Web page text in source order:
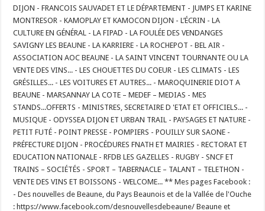
DIJON - FRANCOIS SAUVADET ET LE DÉPARTEMENT - JUMPS ET KARINE
MONTRESOR - KAMOPLAY ET KAMOCON DIJON - L’ÉCRIN - LA
CULTURE EN GÉNÉRAL - LA FIPAD - LA FOULÉE DES VENDANGES
SAVIGNY LES BEAUNE - LA KARRIERE - LA ROCHEPOT - BEL AIR -
ASSOCIATION AOC BEAUNE - LA SAINT VINCENT TOURNANTE OU LA
VENTE DES VINS... - LES CHOUETTES DU COEUR - LES CLIMATS - LES
GRÉSILLES... - LES VOITURES ET AUTRES... - MAROQUINERIE DIOT A
BEAUNE - MARSANNAY LA COTE – MEDEF – MEDIAS - MES
STANDS...OFFERTS - MINISTRES, SECRETAIRE D 'ETAT ET OFFICIELS... -
MUSIQUE - ODYSSEA DIJON ET URBAN TRAIL - PAYSAGES ET NATURE -
PETIT FUTÉ - POINT PRESSE - POMPIERS - POUILLY SUR SAONE -
PRÉFECTURE DIJON - PROCÉDURES FNATH ET MAIRIES - RECTORAT ET
EDUCATION NATIONALE - RFDB LES GAZELLES - RUGBY - SNCF ET
TRAINS – SOCIÉTÉS - SPORT – TABERNACLE – TALANT – TELETHON -
VENTE DES VINS ET BOISSONS - WELCOME... ** Mes pages Facebook :
- Des nouvelles de Beaune, du Pays Beaunois et de la Vallée de l'Ouche
: https://www.facebook.com/desnouvellesdebeaune/ Beaune et